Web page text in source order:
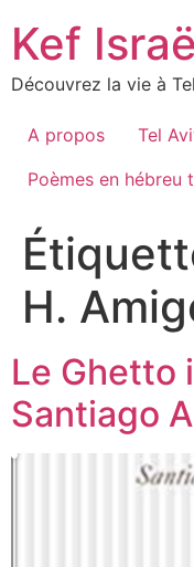
content
Kef
Découvrez la vie à
A propos
Tel
Poèmes en hébreu
H.
Le Ghetto
Santiago